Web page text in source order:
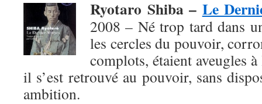
Ryotaro Shiba – Le
2008 – Né trop tard dans
les cercles du pouvoir,
complots, étaient aveugles
il s’est retrouvé au pouvoir, sans
ambition.